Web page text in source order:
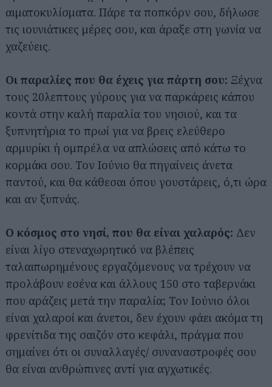
αιματοκυλίσματα. Πάρε τα ποπκόρν σου, δήλωσε
τις ιουνιάτικες μέρες σου, και άραξε στη γωνία να
χαζεύεις.
Οι παραλίες που θα έχεις για πάρτη σου: Ξέχνα
τους 20λεπτους γύρους για να παρκάρεις κάπου
κοντά στην καλή παραλία του νησιού, και τα
ξυπνητήρια το πρωί για να βρεις ελεύθερο
αρμυρίκι ή ομπρέλα να απλώσεις από κάτω το
κορμάκι σου. Τον Ιούνιο θα πηγαίνεις άνετα
παντού, και θα κάθεσαι όπου γουστάρεις, ό,τι ώρα
και αν ξυπνάς.
Ο κόσμος στο νησί, που θα είναι χαλαρός: Δεν
είναι λίγο στεναχωρητικό να βλέπεις
ταλαιπωρημένους εργαζόμενους να τρέχουν να
προλάβουν εσένα και άλλους 150 στο ταβερνάκι
που αράζεις μετά την παραλία; Τον Ιούνιο όλοι
είναι χαλαροί και άνετοι, δεν έχουν φάει ακόμα τη
φρενίτιδα της σαιζόν στο κεφάλι, πράγμα που
σημαίνει ότι οι συναλλαγές/ συναναστροφές σου
θα είναι ανθρώπινες αντί για αγχωτικές.